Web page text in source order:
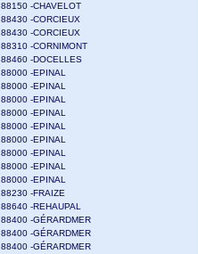
88150 -CHAVELOT
88430 -CORCIEUX
88430 -CORCIEUX
88310 -CORNIMONT
88460 -DOCELLES
88000 -EPINAL
88000 -EPINAL
88000 -EPINAL
88000 -EPINAL
88000 -EPINAL
88000 -EPINAL
88000 -EPINAL
88000 -EPINAL
88000 -EPINAL
88230 -FRAIZE
88640 -REHAUPAL
88400 -GÉRARDMER
88400 -GÉRARDMER
88400 -GÉRARDMER